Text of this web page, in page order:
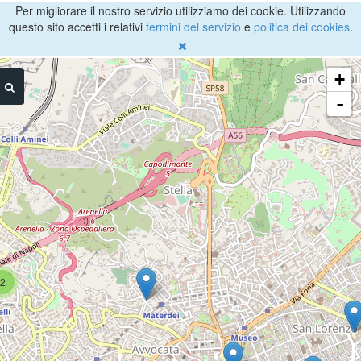
Per migliorare il nostro servizio utilizziamo dei cookie. Utilizzando
questo sito accetti i relativi termini del servizio e politica dei cookies.
2
+
-